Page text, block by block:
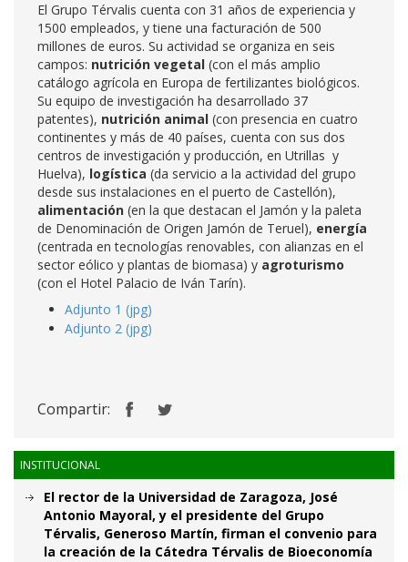
El Grupo Térvalis cuenta con 31 años de experiencia y
1500 empleados, y tiene una facturación de 500
millones de euros. Su actividad se organiza en seis
campos: nutrición vegetal (con el más amplio
catálogo agrícola en Europa de fertilizantes biológicos.
Su equipo de investigación ha desarrollado 37
patentes), nutrición animal (con presencia en cuatro
continentes y más de 40 países, cuenta con sus dos
centros de investigación y producción, en Utrillas y
Huelva), logística (da servicio a la actividad del grupo
desde sus instalaciones en el puerto de Castellón),
alimentación (en la que destacan el Jamón y la paleta
de Denominación de Origen Jamón de Teruel), energía
(centrada en tecnologías renovables, con alianzas en el
sector eólico y plantas de biomasa) y agroturismo
(con el Hotel Palacio de Iván Tarín).
Adjunto 1 (jpg)
Adjunto 2 (jpg)
Compartir:
INSTITUCIONAL
El rector de la Universidad de Zaragoza, José
Antonio Mayoral, y el presidente del Grupo
Térvalis, Generoso Martín, firman el convenio para
la creación de la Cátedra Térvalis de Bioeconomía